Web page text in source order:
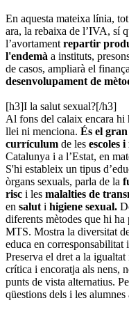
En aquesta mateixa línia,
ara, la rebaixa de l’IVA, sí
l’avortament repartir
l'endemà a instituts,
de casos, ampliarà el
desenvolupament de
[h3]I la salut sexual?[/h3]
Al fons del calaix encara hi
llei ni menciona. És el
currículum de les escoles
Catalunya i a l’Estat, en
S'hi estableix un tipus
òrgans sexuals, parla de la
risc i les malalties de
en salut i higiene sexual.
diferents mètodes que hi
MTS. Mostra la diversitat
educa en
Preserva el dret a la
crítica i encoratja als nens,
punts de vista alternatius.
qüestions dels i les